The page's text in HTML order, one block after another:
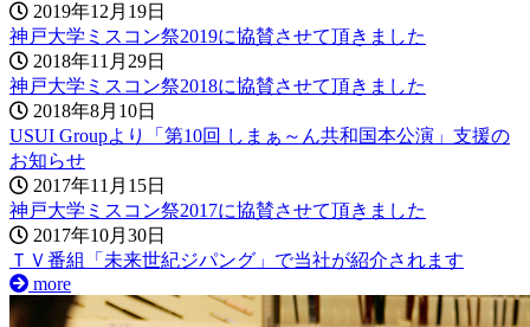
2019年12月19日
神戸大学ミスコン祭2019に協賛させて頂きました
2018年11月29日
神戸大学ミスコン祭2018に協賛させて頂きました
2018年8月10日
USUI Groupより「第10回 しまぁ～ん共和国本公演」支援の
お知らせ
2017年11月15日
神戸大学ミスコン祭2017に協賛させて頂きました
2017年10月30日
ＴＶ番組「未来世紀ジパング」で当社が紹介されます
more